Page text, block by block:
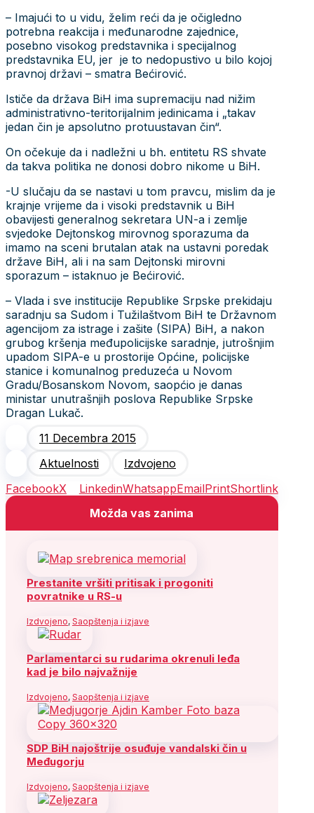
– Imajući to u vidu, želim reći da je očigledno
potrebna reakcija i međunarodne zajednice,
posebno visokog predstavnika i specijalnog
predstavnika EU, jer je to nedopustivo u bilo kojoj
pravnoj državi – smatra Bećirović.
Ističe da država BiH ima supremaciju nad nižim
administrativno-teritorijalnim jedinicama i „takav
jedan čin je apsolutno protuustavan čin“.
On očekuje da i nadležni u bh. entitetu RS shvate
da takva politika ne donosi dobro nikome u BiH.
-U slučaju da se nastavi u tom pravcu, mislim da je
krajnje vrijeme da i visoki predstavnik u BiH
obavijesti generalnog sekretara UN-a i zemlje
svjedoke Dejtonskog mirovnog sporazuma da
imamo na sceni brutalan atak na ustavni poredak
države BiH, ali i na sam Dejtonski mirovni
sporazum – istaknuo je Bećirović.
– Vlada i sve institucije Republike Srpske prekidaju
saradnju sa Sudom i Tužilaštvom BiH te Državnom
agencijom za istrage i zašite (SIPA) BiH, a nakon
grubog kršenja međupolicijske saradnje, jutrošnjim
upadom SIPA-e u prostorije Općine, policijske
stanice i komunalnog preduzeća u Novom
Gradu/Bosanskom Novom, saopćio je danas
ministar unutrašnjih poslova Republike Srpske
Dragan Lukač.
11 Decembra 2015
Aktuelnosti
Izdvojeno
FacebookX LinkedinWhatsappEmailPrintShortlink
Možda vas zanima
Prestanite vršiti pritisak i progoniti
povratnike u RS-u
Izdvojeno, Saopštenja i izjave
Parlamentarci su rudarima okrenuli leđa
kad je bilo najvažnije
Izdvojeno, Saopštenja i izjave
SDP BiH najoštrije osuđuje vandalski čin u
Međugorju
Izdvojeno, Saopštenja i izjave